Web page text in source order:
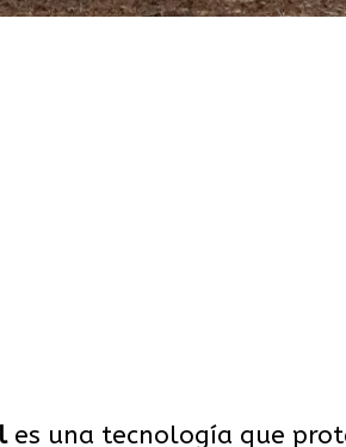
es una tecnología que